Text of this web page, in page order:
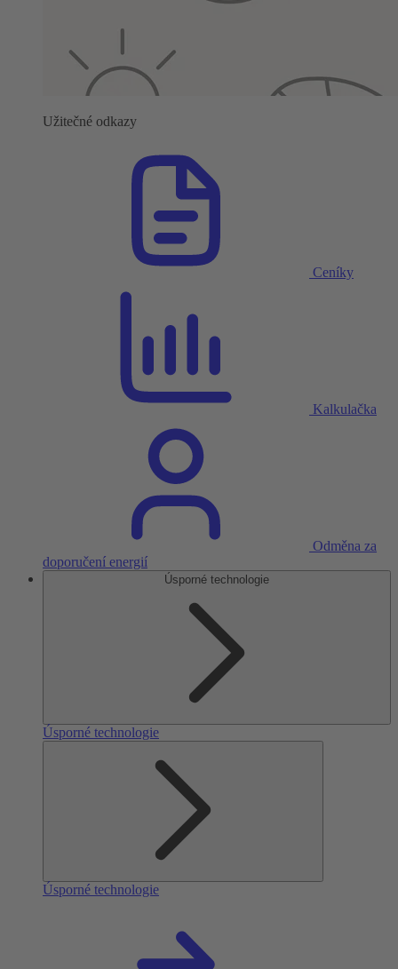
Užitečné odkazy
Ceníky
Kalkulačka
Odměna za
doporučení energií
Úsporné technologie
Úsporné technologie
Úsporné technologie